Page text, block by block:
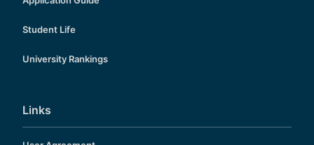
Student Life
University Rankings
Links